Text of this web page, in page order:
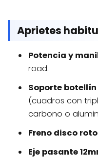
Aprietes
Potencia y
road.
Soporte
(cuadros con
carbono o
Freno disco
Eje pasante